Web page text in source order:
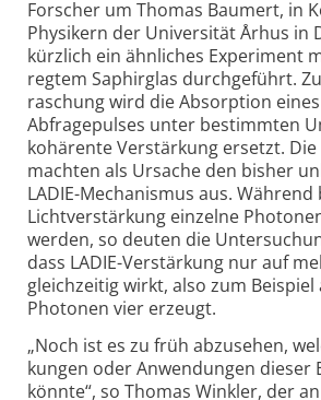
Forscher um Thomas Baumert, in
Physikern der Universität Århus in
kürzlich ein ähn­liches Experi­ment
regtem Saphir­glas durch­geführt.
raschung wird die Absorption
Abfrage­pulses unter bestimmten
kohärente Verstärkung ersetzt. Die
machten als Ursache den bisher
LADIE-Mecha­nismus aus.
Licht­verstärkung einzelne
werden, so deuten die
dass LADIE-Verstärkung nur auf
gleich­zeitig wirkt, also zum Beispiel
Photonen vier erzeugt.
„Noch ist es zu früh abzusehen,
kungen oder Anwen­dungen dieser
könnte“, so Thomas Winkler, der